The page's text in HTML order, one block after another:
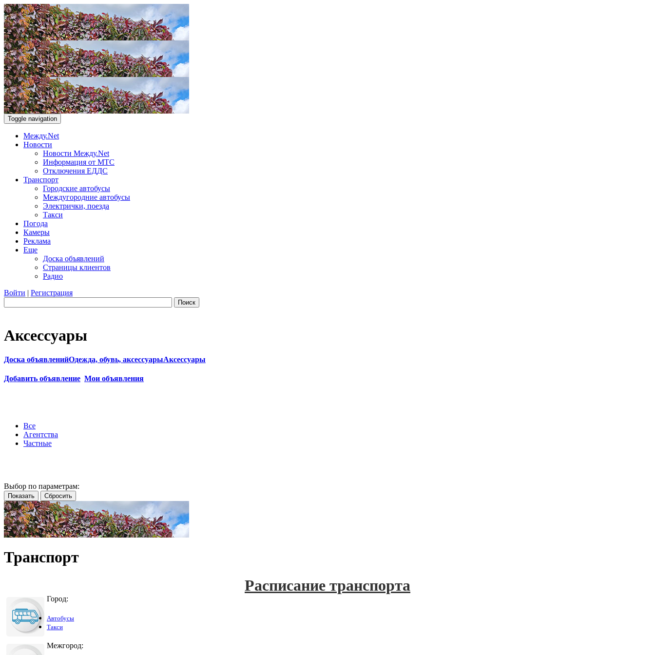
Toggle navigation
Между.Net
Новости
Новости Между.Net
Информация от МТС
Отключения ЕДДС
Транспорт
Городские автобусы
Междугородние автобусы
Электрички, поезда
Такси
Погода
Камеры
Реклама
Еще
Доска объявлений
Страницы клиентов
Радио
Войти | Регистрация
Поиск
Аксессуары
Доска объявленийОдежда, обувь, аксессуарыАксессуары
Добавить объявление Мои объявления
Все
Агентства
Частные
Выбор по параметрам:
Транспорт
Расписание транспорта
Город:
Автобусы
Такси
Межгород: